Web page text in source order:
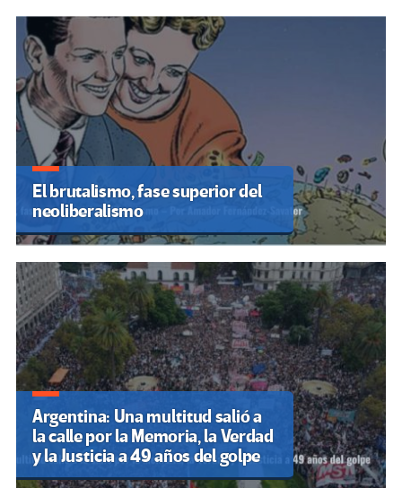
El brutalismo, fase superior del
neoliberalismo
Argentina: Una multitud salió a
la calle por la Memoria, la Verdad
y la Justicia a 49 años del golpe